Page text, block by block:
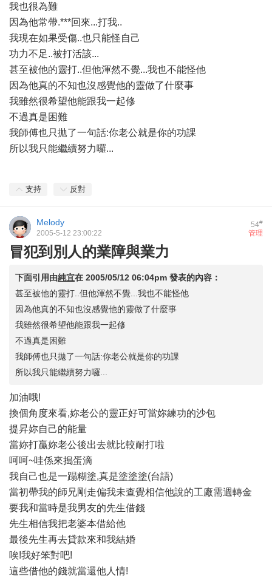
我也很為難
因為他常帶.***回來...打我..
我現在如果受傷..也只能怪自己
功力不足..被打活該...
甚至被他的靈打..但他渾然不覺...我也不能怪他
因為他真的不知也沒感覺他的靈做了什麼事
我雖然很希望他能跟我一起修
不過真是困難
我師傅也只拋了一句話:你老公就是你的功課
所以我只能繼續努力囉...
支持 反對
54#
Melody
管理
2005-5-12 23:00:22
冒犯到別人的業障與業力
下面引用由純宜在 2005/05/12 06:04pm 發表的內容：
甚至被他的靈打..但他渾然不覺...我也不能怪他
因為他真的不知也沒感覺他的靈做了什麼事
我雖然很希望他能跟我一起修
不過真是困難
我師傅也只拋了一句話:你老公就是你的功課
所以我只能繼續努力囉...
加油哦!
換個角度來看,妳老公的靈正好可當妳練功的沙包
提昇妳自己的能量
當妳打贏妳老公後出去就比較耐打啦
呵呵~哇係來搗蛋滴
我自己也是一蹋糊塗,真是塗塗塗(台語)
當初帶我的師兄剛走偏我未查覺相信他說的工廠需週轉金
要我和當時是我男友的先生借錢
先生相信我把老婆本借給他
最後先生再去貸款來和我結婚
唉!我好笨對吧!
這些借他的錢就當還他人情!